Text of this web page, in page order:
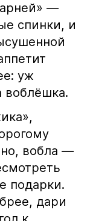
—
спинки, и
уж
воблёшка.
вобла —
подарки.
дари